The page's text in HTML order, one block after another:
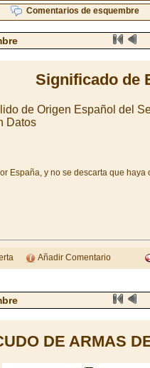
Comentarios de esquembre
Significado de
de Origen Español del
Datos
España, y no se descarta que haya
Añadir Comentario
DE ARMAS